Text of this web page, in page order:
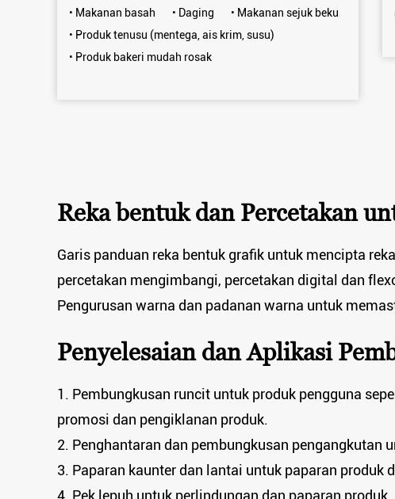
• Makanan basah • Daging • Makanan sejuk beku
• Produk tenusu (mentega, ais krim, susu)
• Produk bakeri mudah rosak
Reka bentuk dan Percetakan
Garis panduan reka bentuk grafik untuk mencipta
percetakan mengimbangi, percetakan digital dan
Pengurusan warna dan padanan warna untuk
Penyelesaian dan Aplikasi
1. Pembungkusan runcit untuk produk pengguna
promosi dan pengiklanan produk.
2. Penghantaran dan pembungkusan pengangkutan
3. Paparan kaunter dan lantai untuk paparan produk
4. Pek lepuh untuk perlindungan dan paparan produk